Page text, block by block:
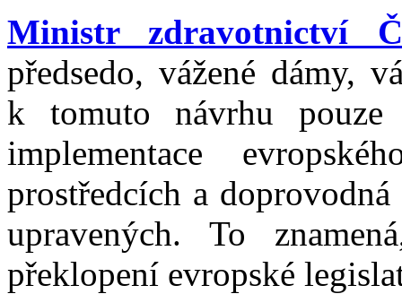
Ministr zdravotnictví
předsedo, vážené dámy,
k tomuto návrhu
implementace
prostředcích a
upravených. To
překlopení evropské